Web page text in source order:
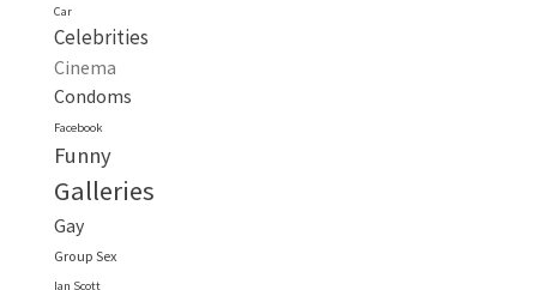
Car
Celebrities
Cinema
Condoms
Facebook
Funny
Galleries
Gay
Group Sex
Ian Scott